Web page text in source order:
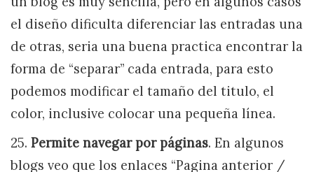
el diseño dificulta diferenciar las entradas una
de otras, seria una buena practica encontrar la
forma de “separar” cada entrada, para esto
podemos modificar el tamaño del titulo, el
color, inclusive colocar una pequeña línea.
25. Permite navegar por páginas. En algunos
blogs veo que los enlaces “Pagina anterior /